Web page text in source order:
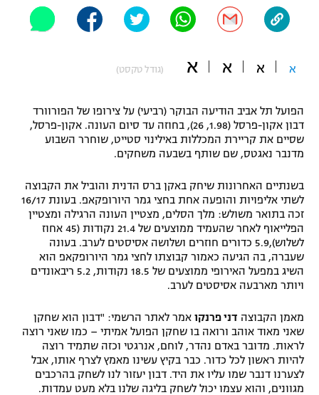
"מחצית בשכונה" – פודקאסט
משתתפים וזוכים בפרסים
תקנון משתתפים וזוכים בפרסים
תקנון עבור פעילות אלקטרה
טניס
תנאי שימוש
מדיניות פרטיות
רשיון להקרנה פומבית לבית עסק
הצטרפות לחבילת הערוצים
אופניים
ספורט מוטורי
פוטבול אמריקאי NFL
ספורט אתגרי ואקסטרים
אומנויות לחימה
גיימינג E-Sports
א א א א (גודל טקסט)
הפועל תל אביב הודיעה הבוקר (רביעי) על צירופו של הפורוורד
דבון אקון-פרסל (1.98, 26), בחוזה עד סיום העונה. אקון-פרסל,
שסיים את קריירת המכללות באילינוי סטייט, שוחרר השבוע
מדנבר נאגטס, שם שותף בשבעה משחקים.
בשנתיים האחרונות שיחק באקן ברס הדנית והוביל את הקבוצה
לשתי אליפויות והופעה אחת בחצי גמר היורופקאפ. בעונת 16/17
זכה בתואר משולש: מלך הסלים, מצטיין העונה הרגילה ומצטיין
הפלייאוף לאחר שהעמיד ממוצעים של 21.4 נקודות (45 אחוז
לשלוש),5.9 כדורים חוזרים ושלושה אסיסטים לערב. בעונה
שעברה, בה הגיעה כאמור קבוצתו לחצי גמר היורופקאפ הוא
השיג במפעל האירופי ממוצעים של 18.5 נקודות, 5.2 ריבאונדים
ויותר מארבעה אסיסטים לערב.
מאמן הקבוצה דני פרנקו אמר לאתר הרשמי: "דבון הוא שחקן
שאני מאוד אוהב ורואה בו שחקן הפועל אמיתי – כמו שאני רוצה
לראות. מדובר באדם נהדר, לוחם, אנרגטי וכזה שתמיד רוצה
להיות ראשון לכל כדור. כבר בקיץ עשינו מאמץ לצרף אותו, אבל
לצערנו דנבר שמו עליו את היד. דבון יעזור לנו לשחק בהרכבים
מגוונים, והוא עצמו יכול לשחק בליגה שלנו בלא מעט עמדות.